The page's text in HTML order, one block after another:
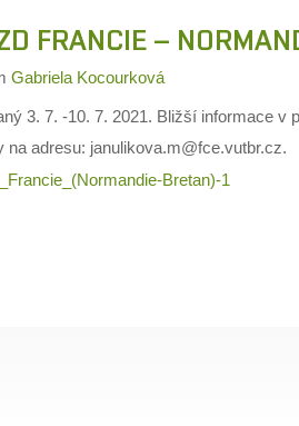
FRANCIE –
Gabriela Kocourková
3. 7. -10. 7. 2021. Bližší informace v
adresu: janulikova.m@fce.vutbr.cz.
Bretan)-1